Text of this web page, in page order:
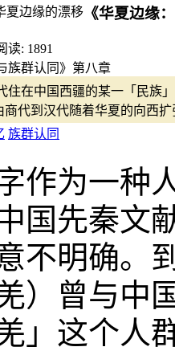
《华夏边缘
读: 1891
族群认同》第八章
住在中国西疆的某一「民族
代到汉代随着华夏的向西
族群认同
作为一
国先秦文
不明确。
）曾与中
」这个人